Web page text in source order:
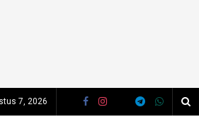
7, 2026